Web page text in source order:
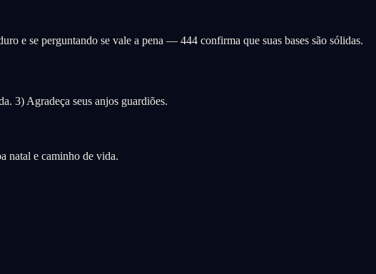
e se perguntando se vale a pena — 444 confirma que suas bases são sólidas.
3) Agradeça seus anjos guardiões.
natal e caminho de vida.